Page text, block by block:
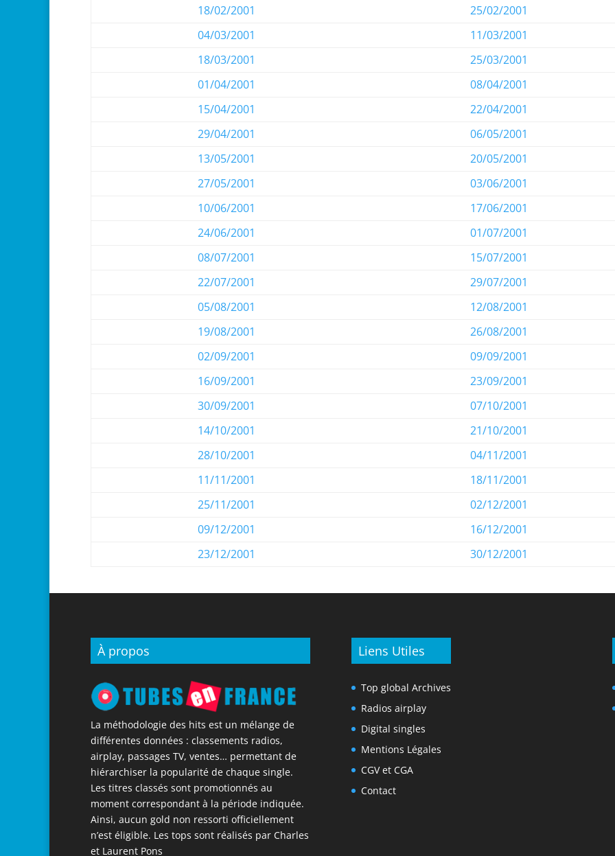
18/02/2001
25/02/2001
04/03/2001
11/03/2001
18/03/2001
25/03/2001
01/04/2001
08/04/2001
15/04/2001
22/04/2001
29/04/2001
06/05/2001
13/05/2001
20/05/2001
27/05/2001
03/06/2001
10/06/2001
17/06/2001
24/06/2001
01/07/2001
08/07/2001
15/07/2001
22/07/2001
29/07/2001
05/08/2001
12/08/2001
19/08/2001
26/08/2001
02/09/2001
09/09/2001
16/09/2001
23/09/2001
30/09/2001
07/10/2001
14/10/2001
21/10/2001
28/10/2001
04/11/2001
11/11/2001
18/11/2001
25/11/2001
02/12/2001
09/12/2001
16/12/2001
23/12/2001
30/12/2001
À propos
La méthodologie des hits est un mélange de
différentes données : classements radios,
airplay, passages TV, ventes… permettant de
hiérarchiser la popularité de chaque single.
Les titres classés sont promotionnés au
moment correspondant à la période indiquée.
Ainsi, aucun gold non ressorti officiellement
n’est éligible. Les tops sont réalisés par Charles
et Laurent Pons
Liens Utiles
Top global Archives
Radios airplay
Digital singles
Mentions Légales
CGV et CGA
Contact